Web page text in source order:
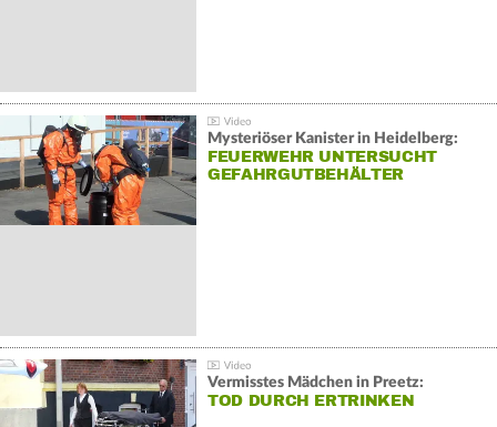
Mysteriöser Kanister in Heidelberg:
FEUERWEHR UNTERSUCHT
GEFAHRGUTBEHÄLTER
Vermisstes Mädchen in Preetz:
TOD DURCH ERTRINKEN